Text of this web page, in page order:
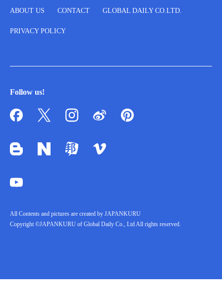
ABOUT US CONTACT GLOBAL DAILY CO.LTD.
PRIVACY POLICY
Follow us!
All Contents and pictures are created by JAPANKURU
Copyright ©JAPANKURU of Global Daily Co., Ltd All rights reserved.